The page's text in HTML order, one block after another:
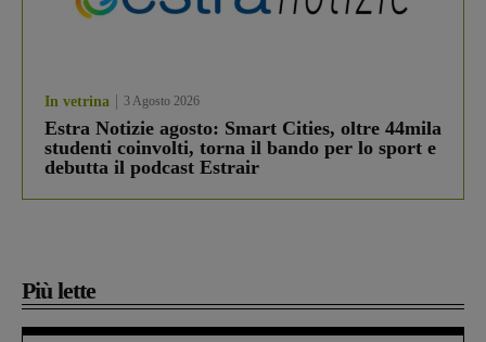
In vetrina 3 Agosto 2026
Estra Notizie agosto: Smart Cities, oltre 44mila
studenti coinvolti, torna il bando per lo sport e
debutta il podcast Estrair
Più lette